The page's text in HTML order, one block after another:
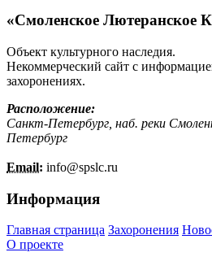
«Смоленское Лютеранское
Объект культурного наследия.
Некоммерческий сайт с
захоронениях.
Расположение:
Санкт-Петербург, наб. реки
Петербург
Email: info@spslc.ru
Информация
Главная страница Захоронения
О проекте